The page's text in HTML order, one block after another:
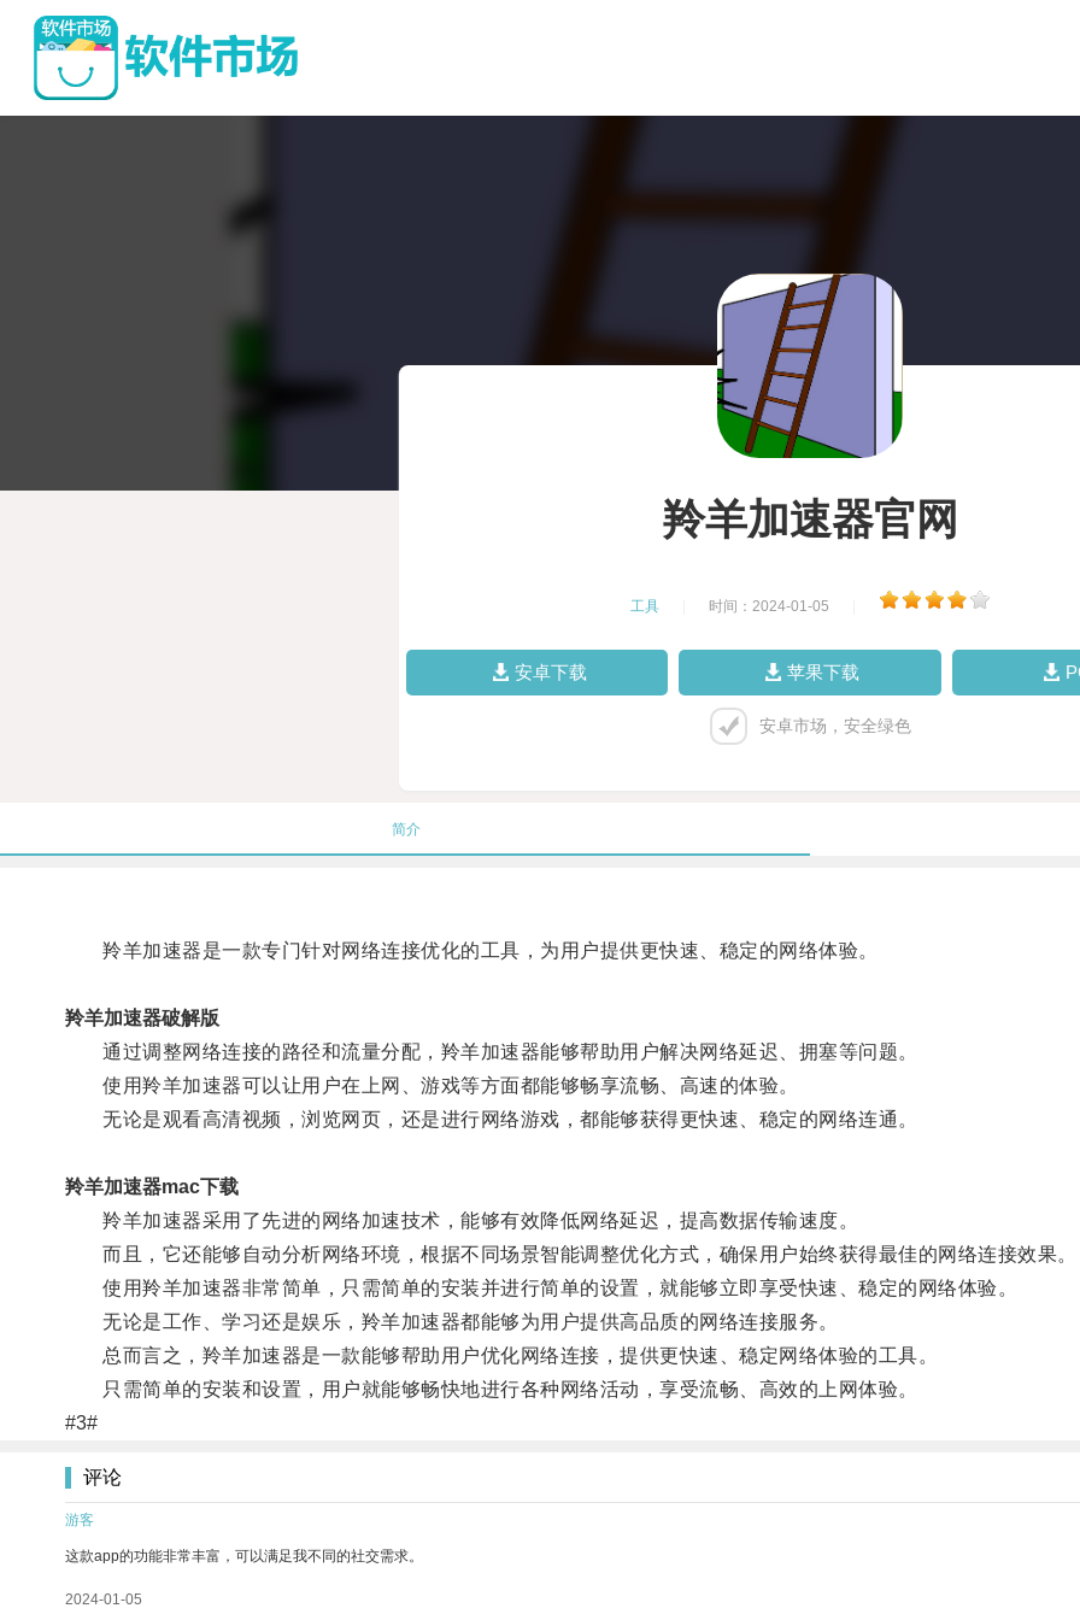
羚羊加速器官网
工具 时间：2024-01-05
安卓下载 苹果下载
安卓市场，安全绿色
简介
羚羊加速器是一款专门针对网络连接优化的工具，为用户提供更快速、稳定的网络体验。
羚羊加速器破解版
通过调整网络连接的路径和流量分配，羚羊加速器能够帮助用户解决网络延迟、拥塞等问题。
使用羚羊加速器可以让用户在上网、游戏等方面都能够畅享流畅、高速的体验。
无论是观看高清视频，浏览网页，还是进行网络游戏，都能够获得更快速、稳定的网络连通。
羚羊加速器mac下载
羚羊加速器采用了先进的网络加速技术，能够有效降低网络延迟，提高数据传输速度。
而且，它还能够自动分析网络环境，根据不同场景智能调整优化方式，确保用户始终获得最佳的网络连接效果。
使用羚羊加速器非常简单，只需简单的安装并进行简单的设置，就能够立即享受快速、稳定的网络体验。
无论是工作、学习还是娱乐，羚羊加速器都能够为用户提供高品质的网络连接服务。
总而言之，羚羊加速器是一款能够帮助用户优化网络连接，提供更快速、稳定网络体验的工具。
只需简单的安装和设置，用户就能够畅快地进行各种网络活动，享受流畅、高效的上网体验。
#3#
评论
游客
这款app的功能非常丰富，可以满足我不同的社交需求。
2024-01-05